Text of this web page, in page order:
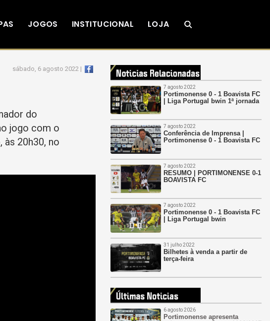
JOGOS INSTITUCIONAL LOJA
sábado, 6 agosto 2022 |
do
jogo com o
às 20h30, no
7 agosto 2022
Portimonense 0 - 1 Boavista FC
| Liga Portugal bwin 1ª jornada
7 agosto 2022
Conferência de Imprensa |
Portimonense 0 - 1 Boavista FC
7 agosto 2022
RESUMO | PORTIMONENSE 0-1
BOAVISTA FC
7 agosto 2022
Portimonense 0 - 1 Boavista FC
| Liga Portugal bwin
31 julho 2022
Bilhetes à venda a partir de
terça-feira
6 agosto 2026
Portimonense apresenta